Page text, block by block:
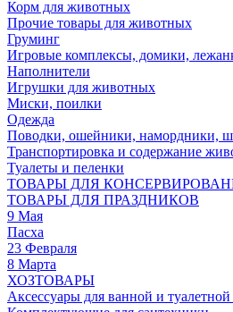
Корм для животных
Прочие товары для животных
Груминг
Игровые комплексы, домики,
Наполнители
Игрушки для животных
Миски, поилки
Одежда
Поводки, ошейники, намордники,
Транспортировка и содержание
Туалеты и пеленки
ТОВАРЫ ДЛЯ
ТОВАРЫ ДЛЯ ПРАЗДНИКОВ
9 Мая
Пасха
23 Февраля
8 Марта
ХОЗТОВАРЫ
Аксессуары для ванной и